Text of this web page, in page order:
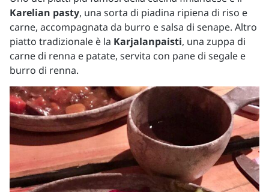
Karelian pasty, una sorta di piadina ripiena di riso e
carne, accompagnata da burro e salsa di senape. Altro
piatto tradizionale è la Karjalanpaisti, una zuppa di
carne di renna e patate, servita con pane di segale e
burro di renna.